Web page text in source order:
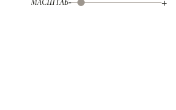
МАСШТАБ- +